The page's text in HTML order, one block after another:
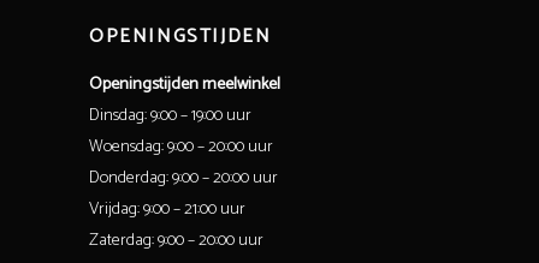
OPENINGSTIJDEN
Openingstijden meelwinkel
Dinsdag: 9:00 – 19:00 uur
Woensdag: 9:00 – 20:00 uur
Donderdag: 9:00 – 20:00 uur
Vrijdag: 9:00 – 21:00 uur
Zaterdag: 9:00 – 20:00 uur